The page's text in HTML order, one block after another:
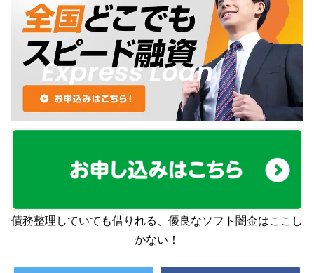
債務整理していても借りれる、優良なソフト闇金はここし
かない！